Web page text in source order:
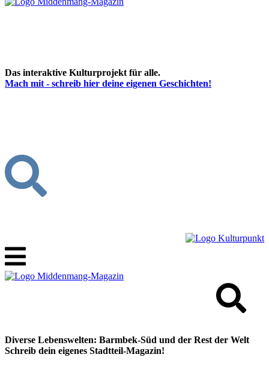
Das interaktive Kulturprojekt für alle.
Mach mit - schreib hier deine eigenen Geschichten!
Diverse Lebenswelten: Barmbek-Süd und der Rest der Welt
Schreib dein eigenes Stadtteil-Magazin!